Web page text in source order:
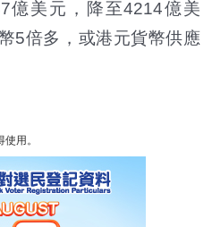
億美元，降至4214億美
5倍多，或港元貨幣供應
用。